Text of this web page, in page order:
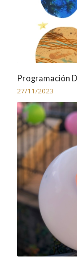
Programación
27/11/2023